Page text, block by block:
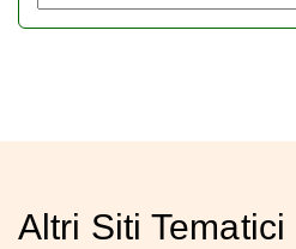
Altri Siti Tematici